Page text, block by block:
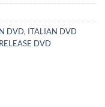
DVD, ITALIAN DVD
DVD